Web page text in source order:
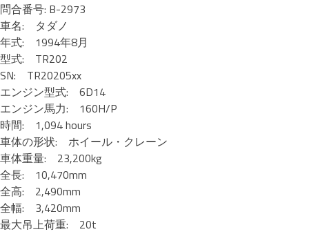
問合番号: B-2973
車名: タダノ
年式: 1994年8月
型式: TR202
SN: TR20205xx
エンジン型式: 6D14
エンジン馬力: 160H/P
時間: 1,094 hours
車体の形状: ホイール・クレーン
車体重量: 23,200kg
全長: 10,470mm
全高: 2,490mm
全幅: 3,420mm
最大吊上荷重: 20t